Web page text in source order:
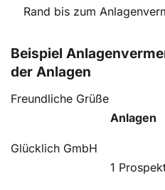
Rand bis zum
Beispiel
der Anlagen
Anlagen
1